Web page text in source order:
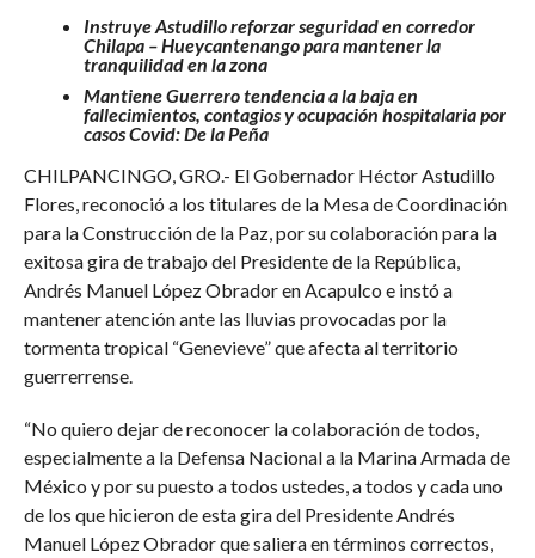
Instruye Astudillo reforzar seguridad en corredor
Chilapa – Hueycantenango para mantener la
tranquilidad en la zona
Mantiene Guerrero tendencia a la baja en
fallecimientos, contagios y ocupación hospitalaria por
casos Covid: De la Peña
CHILPANCINGO, GRO.- El Gobernador Héctor Astudillo
Flores, reconoció a los titulares de la Mesa de Coordinación
para la Construcción de la Paz, por su colaboración para la
exitosa gira de trabajo del Presidente de la República,
Andrés Manuel López Obrador en Acapulco e instó a
mantener atención ante las lluvias provocadas por la
tormenta tropical “Genevieve” que afecta al territorio
guerrerrense.
“No quiero dejar de reconocer la colaboración de todos,
especialmente a la Defensa Nacional a la Marina Armada de
México y por su puesto a todos ustedes, a todos y cada uno
de los que hicieron de esta gira del Presidente Andrés
Manuel López Obrador que saliera en términos correctos,